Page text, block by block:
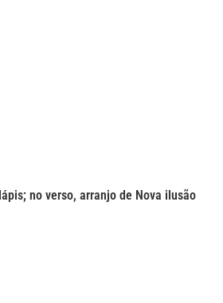
no verso, arranjo de Nova ilusão